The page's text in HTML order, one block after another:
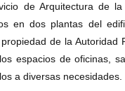
de Arquitectura de la
en dos plantas del
de la Autoridad
espacios de oficinas,
a diversas necesidades.